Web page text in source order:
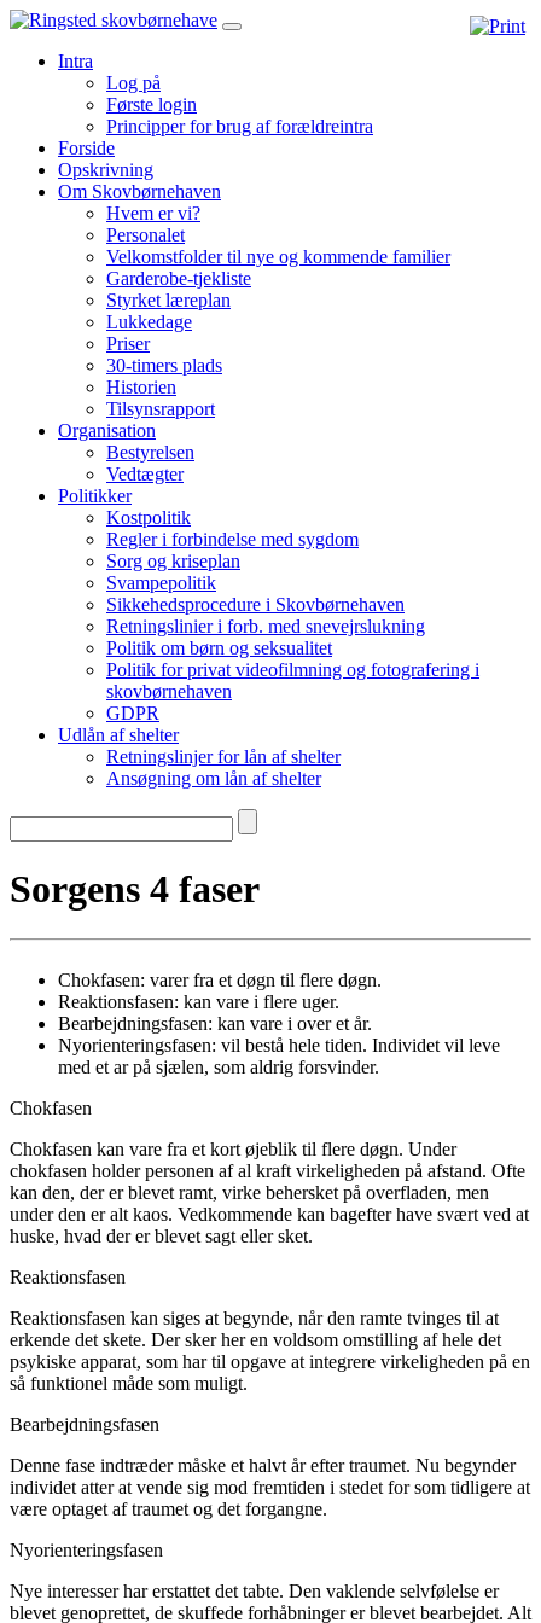
Intra
Log på
Første login
Principper for brug af forældreintra
Forside
Opskrivning
Om Skovbørnehaven
Hvem er vi?
Personalet
Velkomstfolder til nye og kommende familier
Garderobe-tjekliste
Styrket læreplan
Lukkedage
Priser
30-timers plads
Historien
Tilsynsrapport
Organisation
Bestyrelsen
Vedtægter
Politikker
Kostpolitik
Regler i forbindelse med sygdom
Sorg og kriseplan
Svampepolitik
Sikkehedsprocedure i Skovbørnehaven
Retningslinier i forb. med snevejrslukning
Politik om børn og seksualitet
Politik for privat videofilmning og fotografering i
skovbørnehaven
GDPR
Udlån af shelter
Retningslinjer for lån af shelter
Ansøgning om lån af shelter
Sorgens 4 faser
Chokfasen: varer fra et døgn til flere døgn.
Reaktionsfasen: kan vare i flere uger.
Bearbejdningsfasen: kan vare i over et år.
Nyorienteringsfasen: vil bestå hele tiden. Individet vil leve
med et ar på sjælen, som aldrig forsvinder.
Chokfasen
Chokfasen kan vare fra et kort øjeblik til flere døgn. Under
chokfasen holder personen af al kraft virkeligheden på afstand. Ofte
kan den, der er blevet ramt, virke behersket på overfladen, men
under den er alt kaos. Vedkommende kan bagefter have svært ved at
huske, hvad der er blevet sagt eller sket.
Reaktionsfasen
Reaktionsfasen kan siges at begynde, når den ramte tvinges til at
erkende det skete. Der sker her en voldsom omstilling af hele det
psykiske apparat, som har til opgave at integrere virkeligheden på en
så funktionel måde som muligt.
Bearbejdningsfasen
Denne fase indtræder måske et halvt år efter traumet. Nu begynder
individet atter at vende sig mod fremtiden i stedet for som tidligere at
være optaget af traumet og det forgangne.
Nyorienteringsfasen
Nye interesser har erstattet det tabte. Den vaklende selvfølelse er
blevet genoprettet, de skuffede forhåbninger er blevet bearbejdet. Alt